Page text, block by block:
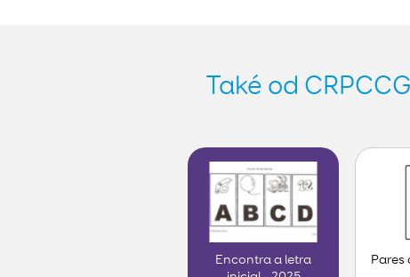
Také od
Encontra a letra
Pares